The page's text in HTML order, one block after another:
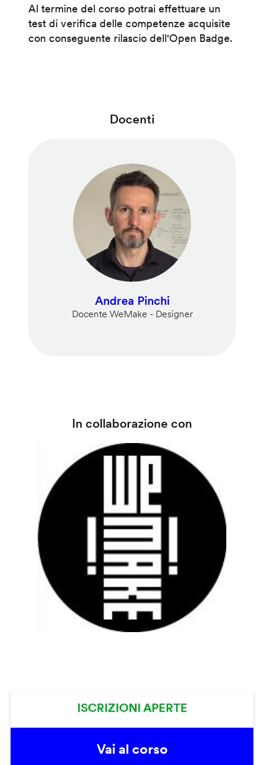
Al termine del corso potrai effettuare un
test di verifica delle competenze acquisite
con conseguente rilascio dell'Open Badge.
Docenti
Andrea Pinchi
Docente WeMake - Designer
In collaborazione con
ISCRIZIONI APERTE
Vai al corso